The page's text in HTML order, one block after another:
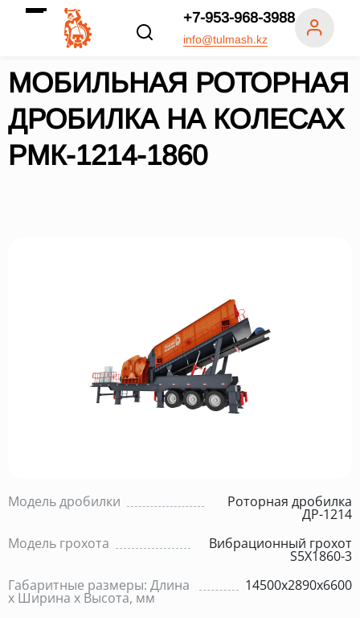
+7-953-968-3988
info@tulmash.kz
МОБИЛЬНАЯ РОТОРНАЯ
ДРОБИЛКА НА КОЛЕСАХ
РМК-1214-1860
Модель дробилки Роторная дробилка
ДР-1214
Модель грохота
Вибрационный грохот
S5X1860-3
Габаритные размеры: Длина
х Ширина х Высота, мм
14500х2890х6600